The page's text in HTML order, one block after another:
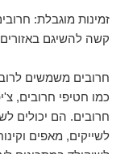
זמינות מוגבלת:
קשה להשיגם
חרובים משמשים
כמו חטיפי חרובים,
חרובים. הם יכולים
לשייקים, מאפים